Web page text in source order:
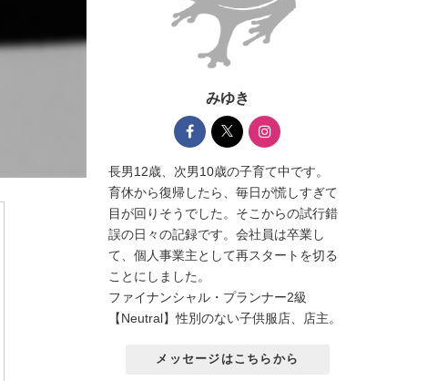
みゆき
長男12歳、次男10歳の子育て中です。
育休から復帰したら、毎日が慌しすぎて
目が回りそうでした。そこからの試行錯
誤の日々の記録です。会社員は卒業し
て、個人事業主として再スタートを切る
ことにしました。
ファイナンシャル・プランナー2級
【Neutral】性別のない子供服店、店主。
メッセージはこちらから